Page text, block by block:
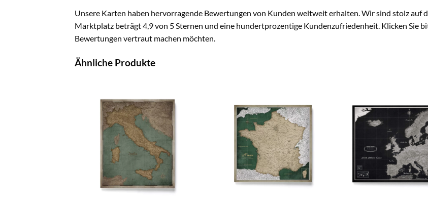
Unsere Karten haben hervorragende Bewertungen von Kunden weltweit erhalten. Wir sind stolz auf
Marktplatz beträgt 4,9 von 5 Sternen und eine hundertprozentige Kundenzufriedenheit. Klicken Sie
Bewertungen vertraut machen möchten.
Ähnliche Produkte